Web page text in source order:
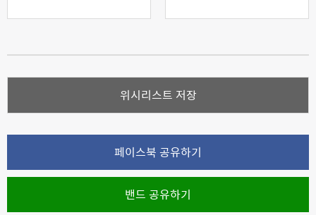
위시리스트 저장
페이스북 공유하기
밴드 공유하기